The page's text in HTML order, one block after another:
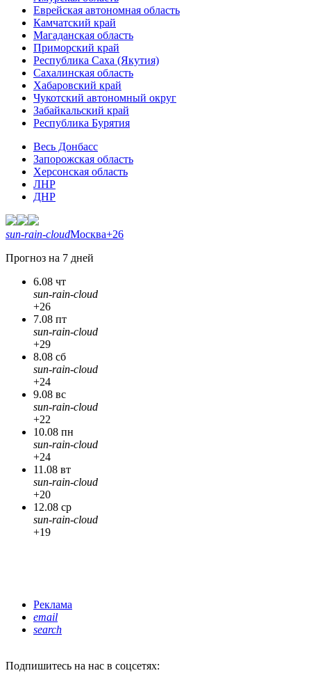
Еврейская автономная область
Камчатский край
Магаданская область
Приморский край
Республика Саха (Якутия)
Сахалинская область
Хабаровский край
Чукотский автономный округ
Забайкальский край
Республика Бурятия
Весь Донбасс
Запорожская область
Херсонская область
ЛНР
ДНР
sun-rain-cloudМосква+26
Прогноз на 7 дней
6.08 чт
sun-rain-cloud
+26
7.08 пт
sun-rain-cloud
+29
8.08 сб
sun-rain-cloud
+24
9.08 вс
sun-rain-cloud
+22
10.08 пн
sun-rain-cloud
+24
11.08 вт
sun-rain-cloud
+20
12.08 ср
sun-rain-cloud
+19
Реклама
email
search
Подпишитесь на нас в соцсетях: